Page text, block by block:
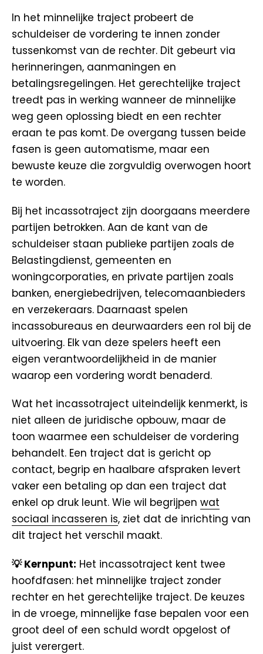
In het minnelijke traject probeert de
schuldeiser de vordering te innen zonder
tussenkomst van de rechter. Dit gebeurt via
herinneringen, aanmaningen en
betalingsregelingen. Het gerechtelijke traject
treedt pas in werking wanneer de minnelijke
weg geen oplossing biedt en een rechter
eraan te pas komt. De overgang tussen beide
fasen is geen automatisme, maar een
bewuste keuze die zorgvuldig overwogen hoort
te worden.
Bij het incassotraject zijn doorgaans meerdere
partijen betrokken. Aan de kant van de
schuldeiser staan publieke partijen zoals de
Belastingdienst, gemeenten en
woningcorporaties, en private partijen zoals
banken, energiebedrijven, telecomaanbieders
en verzekeraars. Daarnaast spelen
incassobureaus en deurwaarders een rol bij de
uitvoering. Elk van deze spelers heeft een
eigen verantwoordelijkheid in de manier
waarop een vordering wordt benaderd.
Wat het incassotraject uiteindelijk kenmerkt, is
niet alleen de juridische opbouw, maar de
toon waarmee een schuldeiser de vordering
behandelt. Een traject dat is gericht op
contact, begrip en haalbare afspraken levert
vaker een betaling op dan een traject dat
enkel op druk leunt. Wie wil begrijpen wat
sociaal incasseren is, ziet dat de inrichting van
dit traject het verschil maakt.
💡 Kernpunt: Het incassotraject kent twee
hoofdfasen: het minnelijke traject zonder
rechter en het gerechtelijke traject. De keuzes
in de vroege, minnelijke fase bepalen voor een
groot deel of een schuld wordt opgelost of
juist verergert.